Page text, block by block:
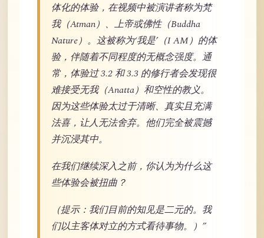
体化的体验，在视频中被演讲者称为梵
我（Atman）、上帝或佛性（Buddha
Nature）。这被称为‘我是’（I AM）的体
验，伴随着不同程度的无概念强度。通
常，体验过 3.2 和 3.3 的修行者会发现很
难接受无我（Anatta）和空性的教义。
因为这些体验太过于清晰、真实且充满
法喜，让人无法舍弃。他们完全被震撼
并沉浸其中。
在我们继续深入之前，你认为为什么这
些体验会被扭曲？
（提示：我们目前的知见是二元的。我
们以主客体对立的方式看待事物。）”